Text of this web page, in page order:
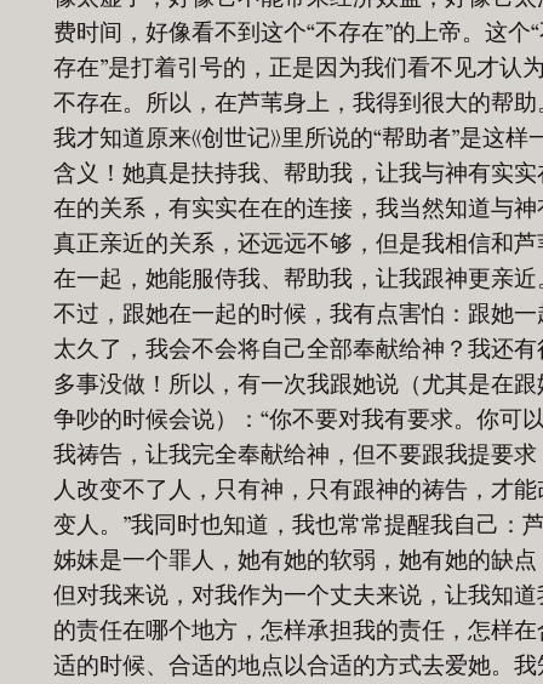
费时间，好像看不到这个“不存在”的上帝。这个
存在”是打着引号的，正是因为我们看不见才认
不存在。所以，在芦苇身上，我得到很大的帮助
我才知道原来《创世记》里所说的“帮助者”是这样
含义！她真是扶持我、帮助我，让我与神有实实
在的关系，有实实在在的连接，我当然知道与神
真正亲近的关系，还远远不够，但是我相信和芦
在一起，她能服侍我、帮助我，让我跟神更亲近
不过，跟她在一起的时候，我有点害怕：跟她一
太久了，我会不会将自己全部奉献给神？我还有
多事没做！所以，有一次我跟她说（尤其是在跟
争吵的时候会说）：“你不要对我有要求。你可
我祷告，让我完全奉献给神，但不要跟我提要求
人改变不了人，只有神，只有跟神的祷告，才能
变人。”我同时也知道，我也常常提醒我自己：
姊妹是一个罪人，她有她的软弱，她有她的缺点
但对我来说，对我作为一个丈夫来说，让我知道
的责任在哪个地方，怎样承担我的责任，怎样在
适的时候、合适的地点以合适的方式去爱她。我